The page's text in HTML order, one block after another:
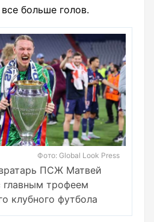
больше голов.
Фото: Global Look Press
ПСЖ Матвей
главным трофеем
клубного футбола